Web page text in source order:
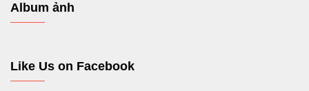
Album ảnh
Like Us on Facebook